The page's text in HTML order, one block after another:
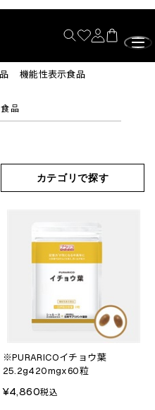
機能性表示食品
品
カテゴリで探す
※PURARICOイチョウ葉
25.2g420mgx60粒
¥4,860税込